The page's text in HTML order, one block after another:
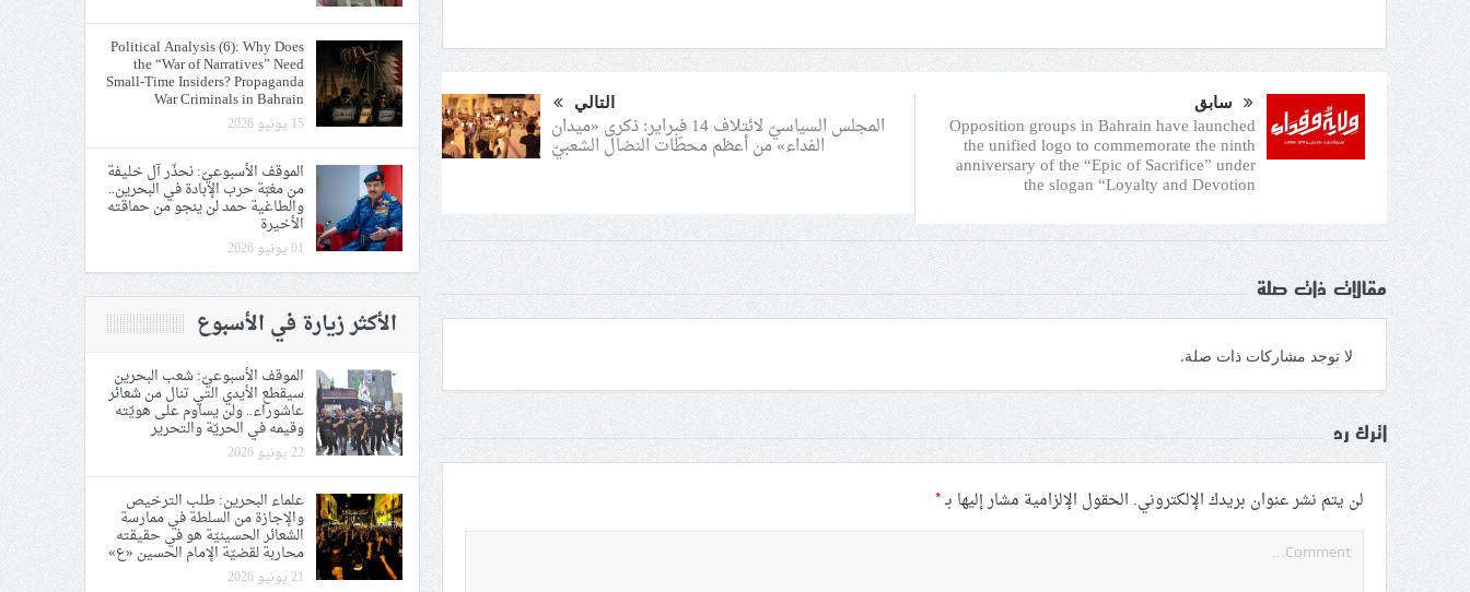
سابق
Opposition groups in Bahrain have launched
the unified logo to commemorate the ninth
anniversary of the “Epic of Sacrifice” under
the slogan “Loyalty and Devotion
التالي
المجلس السياسيّ لائتلاف 14 فبراير: ذكرى «ميدان
الفداء» من أعظم محطّات النضال الشعبيّ
مقالات ذات صلة
لا توجد مشاركات ذات صلة.
اترك رد
لن يتم نشر عنوان بريدك الإلكتروني. الحقول الإلزامية مشار إليها بـ*
Political Analysis (6): Why Does
the “War of Narratives” Need
Small-Time Insiders? Propaganda
War Criminals in Bahrain
15 يونيو 2026
الموقف الأسبوعيّ: نحذّر آل خليفة
من مغبّة حرب الإبادة في البحرين..
والطاغية حمد لن ينجو من حماقته
الأخيرة
01 يونيو 2026
الأكثر زيارة في الأسبوع
الموقف الأسبوعيّ: شعب البحرين
سيقطع الأيدي التي تنال من شعائر
عاشوراء.. ولن يساوم على هويّته
وقيمه في الحريّة والتحرير
22 يونيو 2026
علماء البحرين: طلب الترخيص
والإجازة من السلطة في ممارسة
الشعائر الحسينيّة هو في حقيقته
محاربة لقضيّة الإمام الحسين «ع»
21 يونيو 2026